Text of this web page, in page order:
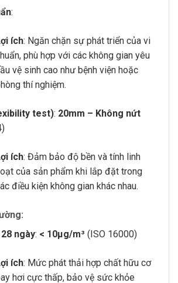
:
ích: Ngăn chặn sự phát triển của vi
phù hợp với các không gian yêu
vệ sinh cao như bệnh viện hoặc
thí nghiệm.
test): 20mm – Không nứt
ích: Đảm bảo độ bền và tính linh
của sản phẩm khi lắp đặt trong
điều kiện không gian khác nhau.
ngày: < 10µg/m³ (ISO 16000)
ích: Mức phát thải hợp chất hữu cơ
hơi cực thấp, bảo vệ sức khỏe